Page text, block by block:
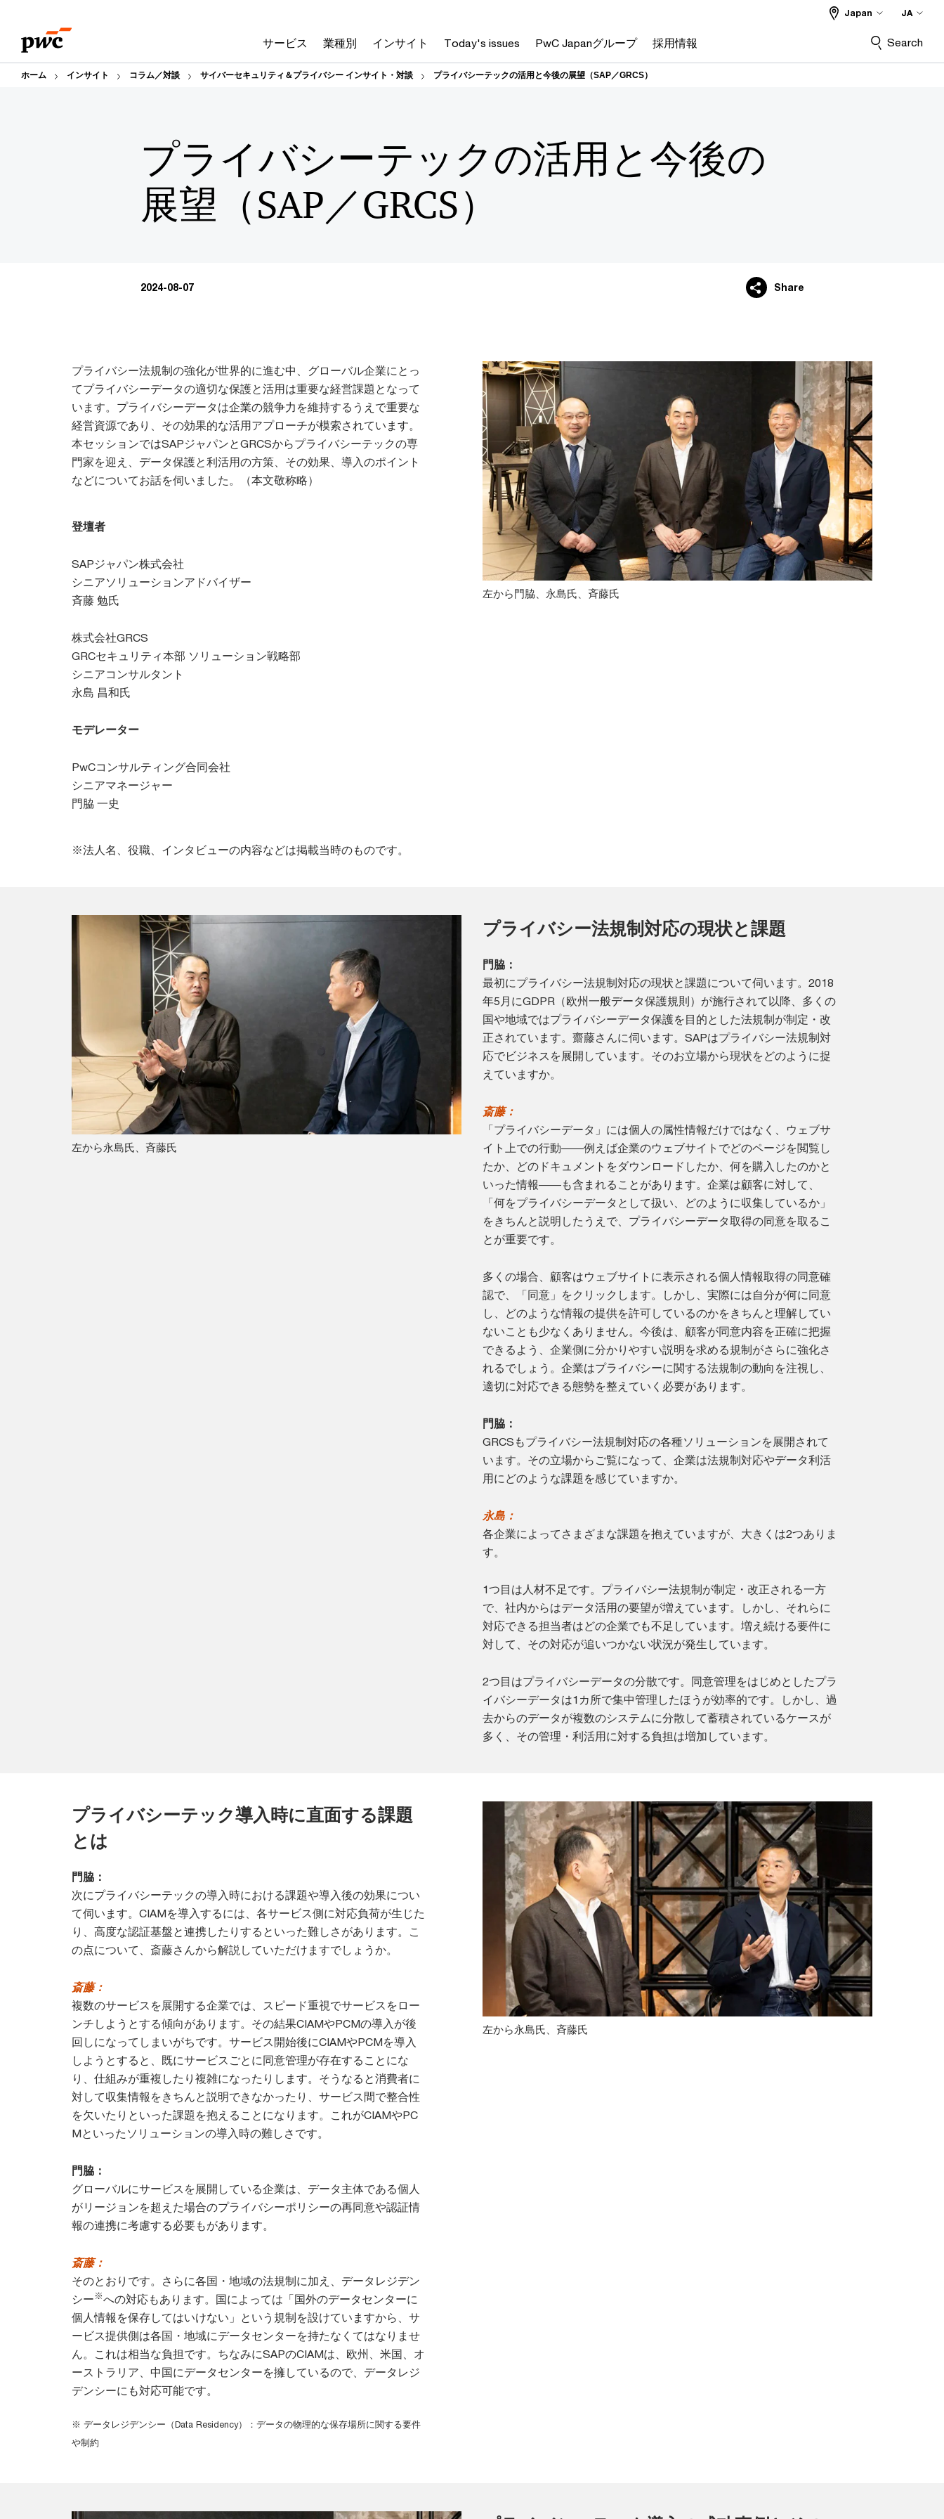
content
footer
サービス 業種別 インサイト Today's issues PwC Japanグループ 採用情報
Japan JA
Search
ホーム インサイト コラム／対談 サイバーセキュリティ＆プライバシー インサイト・対談 プライバシーテックの活用と今後の展望（SAP／GRCS）
プライバシーテックの活用と今後の
展望（SAP／GRCS）
2024-08-07 Share
プライバシー法規制の強化が世界的に進む中、グローバル企業にとっ
てプライバシーデータの適切な保護と活用は重要な経営課題となって
います。プライバシーデータは企業の競争力を維持するうえで重要な
経営資源であり、その効果的な活用アプローチが模索されています。
本セッションではSAPジャパンとGRCSからプライバシーテックの専
門家を迎え、データ保護と利活用の方策、その効果、導入のポイント
などについてお話を伺いました。（本文敬称略）
登壇者
SAPジャパン株式会社
シニアソリューションアドバイザー
斉藤 勉氏
株式会社GRCS
GRCセキュリティ本部 ソリューション戦略部
シニアコンサルタント
永島 昌和氏
モデレーター
PwCコンサルティング合同会社
シニアマネージャー
門脇 一史
※法人名、役職、インタビューの内容などは掲載当時のものです。
左から門脇、永島氏、斉藤氏
左から永島氏、斉藤氏
プライバシー法規制対応の現状と課題
門脇：
最初にプライバシー法規制対応の現状と課題について伺います。2018
年5月にGDPR（欧州一般データ保護規則）が施行されて以降、多くの
国や地域ではプライバシーデータ保護を目的とした法規制が制定・改
正されています。齋藤さんに伺います。SAPはプライバシー法規制対
応でビジネスを展開しています。そのお立場から現状をどのように捉
えていますか。
斎藤：
「プライバシーデータ」には個人の属性情報だけではなく、ウェブサ
イト上での行動――例えば企業のウェブサイトでどのページを閲覧し
たか、どのドキュメントをダウンロードしたか、何を購入したのかと
いった情報――も含まれることがあります。企業は顧客に対して、
「何をプライバシーデータとして扱い、どのように収集しているか」
をきちんと説明したうえで、プライバシーデータ取得の同意を取るこ
とが重要です。
多くの場合、顧客はウェブサイトに表示される個人情報取得の同意確
認で、「同意」をクリックします。しかし、実際には自分が何に同意
し、どのような情報の提供を許可しているのかをきちんと理解してい
ないことも少なくありません。今後は、顧客が同意内容を正確に把握
できるよう、企業側に分かりやすい説明を求める規制がさらに強化さ
れるでしょう。企業はプライバシーに関する法規制の動向を注視し、
適切に対応できる態勢を整えていく必要があります。
門脇：
GRCSもプライバシー法規制対応の各種ソリューションを展開されて
います。その立場からご覧になって、企業は法規制対応やデータ利活
用にどのような課題を感じていますか。
永島：
各企業によってさまざまな課題を抱えていますが、大きくは2つありま
す。
1つ目は人材不足です。プライバシー法規制が制定・改正される一方
で、社内からはデータ活用の要望が増えています。しかし、それらに
対応できる担当者はどの企業でも不足しています。増え続ける要件に
対して、その対応が追いつかない状況が発生しています。
2つ目はプライバシーデータの分散です。同意管理をはじめとしたプラ
イバシーデータは1カ所で集中管理したほうが効率的です。しかし、過
去からのデータが複数のシステムに分散して蓄積されているケースが
多く、その管理・利活用に対する負担は増加しています。
プライバシーテック導入時に直面する課題
とは
門脇：
次にプライバシーテックの導入時における課題や導入後の効果につい
て伺います。CIAMを導入するには、各サービス側に対応負荷が生じた
り、高度な認証基盤と連携したりするといった難しさがあります。こ
の点について、斎藤さんから解説していただけますでしょうか。
斎藤：
複数のサービスを展開する企業では、スピード重視でサービスをロー
ンチしようとする傾向があります。その結果CIAMやPCMの導入が後
回しになってしまいがちです。サービス開始後にCIAMやPCMを導入
しようとすると、既にサービスごとに同意管理が存在することにな
り、仕組みが重複したり複雑になったりします。そうなると消費者に
対して収集情報をきちんと説明できなかったり、サービス間で整合性
を欠いたりといった課題を抱えることになります。これがCIAMやPC
Mといったソリューションの導入時の難しさです。
門脇：
グローバルにサービスを展開している企業は、データ主体である個人
がリージョンを超えた場合のプライバシーポリシーの再同意や認証情
報の連携に考慮する必要もがあります。
斎藤：
そのとおりです。さらに各国・地域の法規制に加え、データレジデン
シー ※への対応もあります。国によっては「国外のデータセンターに
個人情報を保存してはいけない」という規制を設けていますから、サ
ービス提供側は各国・地域にデータセンターを持たなくてはなりませ
ん。これは相当な負担です。ちなみにSAPのCIAMは、欧州、米国、オ
ーストラリア、中国にデータセンターを擁しているので、データレジ
デンシーにも対応可能です。
※ データレジデンシー（Data Residency）：データの物理的な保存場所に関する要件
や制約
左から永島氏、斉藤氏